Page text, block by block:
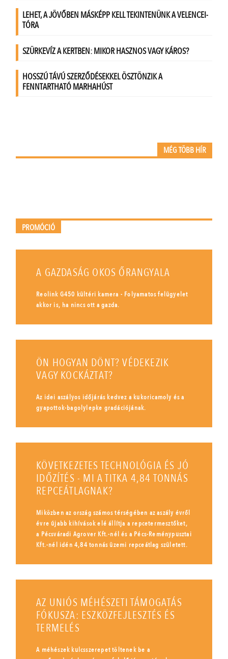
MÉG TÖBB HÍR
PROMÓCIÓ
A GAZDASÁG OKOS ŐRANGYALA
Reolink G450 kültéri kamera - Folyamatos felügyelet
akkor is, ha nincs ott a gazda.
ÖN HOGYAN DÖNT? VÉDEKEZIK
VAGY KOCKÁZTAT?
Az idei aszályos időjárás kedvez a kukoricamoly és a
gyapottok-bagolylepke gradációjának.
KÖVETKEZETES TECHNOLÓGIA ÉS JÓ
IDŐZÍTÉS - MI A TITKA 4,84 TONNÁS
REPCEÁTLAGNAK?
Miközben az ország számos térségében az aszály évről
évre újabb kihívások elé állítja a repcetermesztőket,
a Pécsváradi Agrover Kft.-nél és a Pécs-Reménypusztai
Kft.-nél idén 4,84 tonnás üzemi repceátlag született.
AZ UNIÓS MÉHÉSZETI TÁMOGATÁS
FÓKUSZA: ESZKÖZFEJLESZTÉS ÉS
TERMELÉS
A méhészek kulcsszerepet töltenek be a